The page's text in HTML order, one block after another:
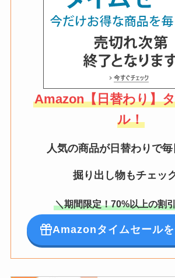
Amazon【日替わり】
ル！
人気の商品が日替わりで毎
掘り出し物もチェッ
＼期間限定！70%以上の割
Amazonタイムセール